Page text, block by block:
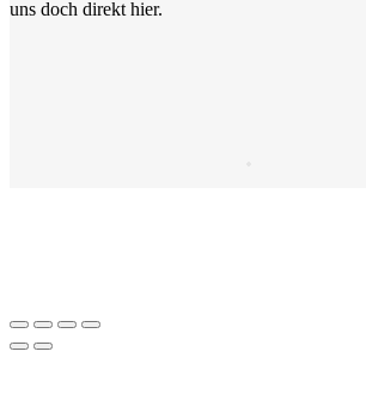
uns doch direkt hier.